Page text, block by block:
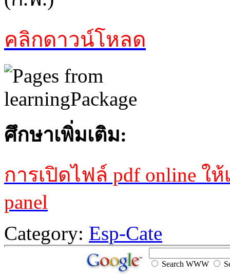
คลิกดาวน์โหลด
ศึกษาเพิ่มเติม:
การเปิดไฟล์ pdf online ให้
panel
Category: Esp-Cate
Search WWW